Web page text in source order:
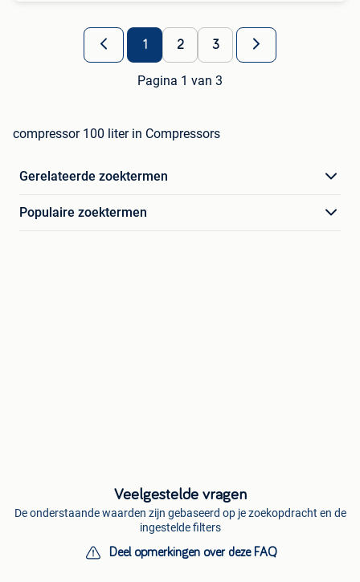
1 2 3
Pagina 1 van 3
compressor 100 liter in Compressors
Gerelateerde zoektermen
Populaire zoektermen
Veelgestelde vragen
De onderstaande waarden zijn gebaseerd op je zoekopdracht en de
ingestelde filters
Deel opmerkingen over deze FAQ